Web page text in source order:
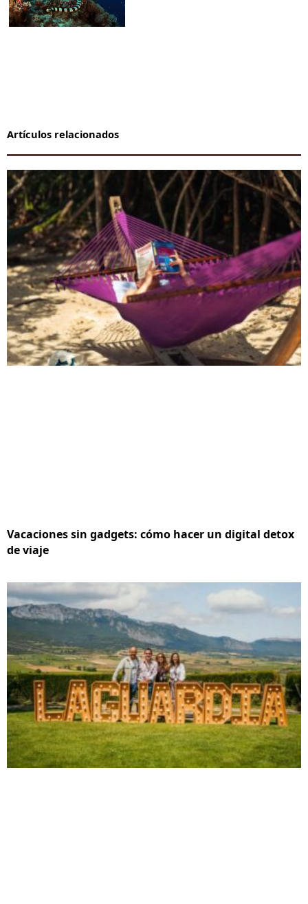
Artículos relacionados
Vacaciones sin gadgets: cómo hacer un digital detox
de viaje